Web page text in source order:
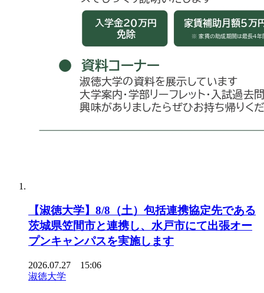
【淑徳大学】8/8（土）包括連携協定先である
茨城県笠間市と連携し、水戸市にて出張オー
プンキャンパスを実施します
2026.07.27 15:06
淑徳大学